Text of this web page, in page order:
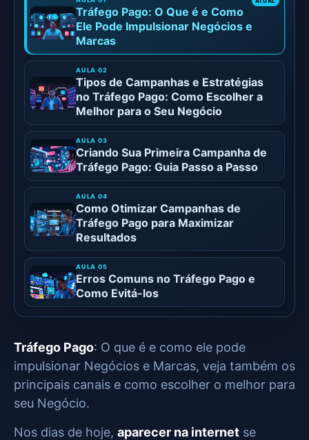
Tráfego Pago: O Que é e Como
Ele Pode Impulsionar Negócios e
Marcas
Tipos de Campanhas e Estratégias
no Tráfego Pago: Como Escolher a
Melhor para o Seu Negócio
Criando Sua Primeira Campanha de
Tráfego Pago: Guia Passo a Passo
Como Otimizar Campanhas de
Tráfego Pago para Maximizar
Resultados
Erros Comuns no Tráfego Pago e
Como Evitá-los
Tráfego Pago: O que é e como ele pode
impulsionar Negócios e Marcas, veja também os
principais canais e como escolher o melhor para
seu Negócio.
Nos dias de hoje, aparecer na internet se